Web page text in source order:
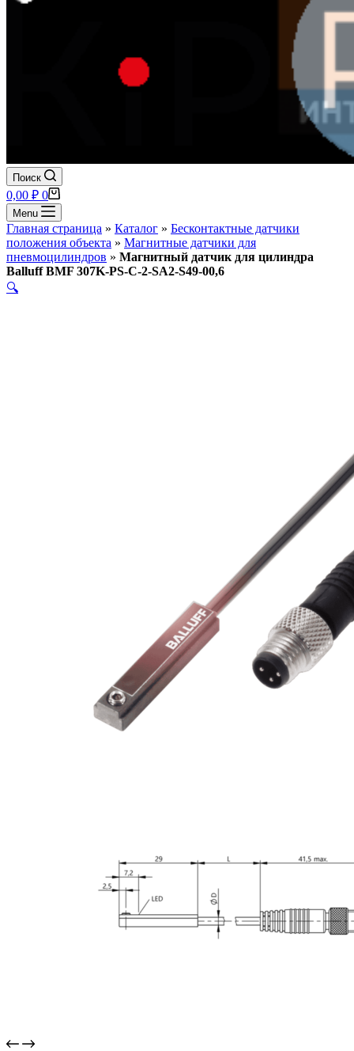
Поиск
Корзина
0,00 ₽ 0
Menu
Главная страница » Каталог » Бесконтактные датчики
положения объекта » Магнитные датчики для
пневмоцилиндров » Магнитный датчик для цилиндра
Balluff BMF 307K-PS-C-2-SA2-S49-00,6
🔍